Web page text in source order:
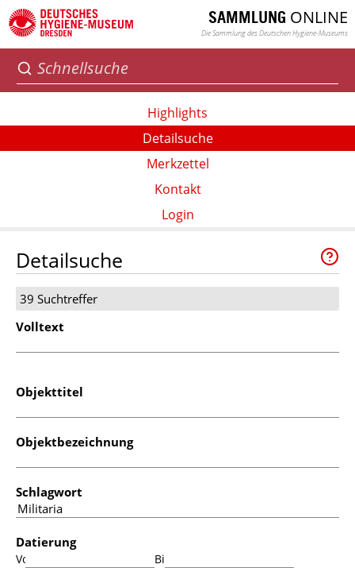
SAMMLUNG ONLINE
Die Sammlung des Deutschen Hygiene-Museums
Highlights
Detailsuche
Merkzettel
Kontakt
Login
Detailsuche
39 Suchtreffer
Volltext
Objekttitel
Objektbezeichnung
Schlagwort
Datierung
Von: Bis: